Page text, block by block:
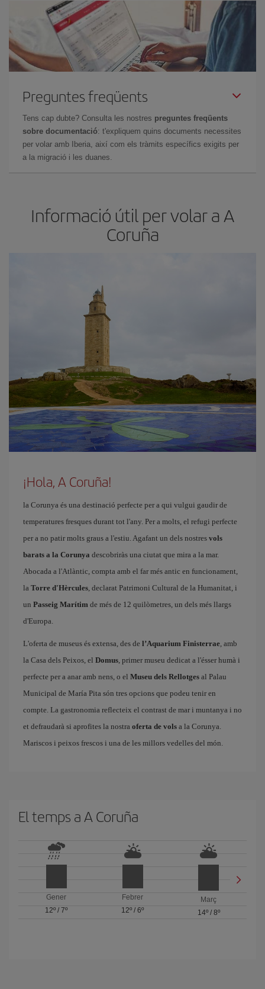
Preguntes freqüents
Tens cap dubte? Consulta les nostres preguntes freqüents
sobre documentació: t'expliquem quins documents necessites
per volar amb Iberia, així com els tràmits específics exigits per
a la migració i les duanes.
Informació útil per volar a A
Coruña
¡Hola, A Coruña!
la Corunya és una destinació perfecte per a qui vulgui gaudir de
temperatures fresques durant tot l'any. Per a molts, el refugi perfecte
per a no patir molts graus a l'estiu. Agafant un dels nostres vols
barats a la Corunya descobriràs una ciutat que mira a la mar.
Abocada a l'Atlàntic, compta amb el far més antic en funcionament,
la Torre d'Hèrcules, declarat Patrimoni Cultural de la Humanitat, i
un Passeig Marítim de més de 12 quilòmetres, un dels més llargs
d'Europa.
L'oferta de museus és extensa, des de l’Aquarium Finisterrae, amb
la Casa dels Peixos, el Domus, primer museu dedicat a l'ésser humà i
perfecte per a anar amb nens, o el Museu dels Rellotges al Palau
Municipal de María Pita són tres opcions que podeu tenir en
compte. La gastronomia reflecteix el contrast de mar i muntanya i no
et defraudarà si aprofites la nostra oferta de vols a la Corunya.
Mariscos i peixos frescos i una de les millors vedelles del món.
El temps a A Coruña
Gener
12º /7º
Febrer
12º / 6º
Març
14º/ 8º